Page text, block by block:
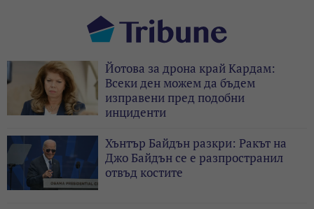
Йотова за дрона край Кардам:
Всеки ден можем да бъдем
изправени пред подобни
инциденти
Хънтър Байдън разкри: Ракът на
Джо Байдън се е разпространил
отвъд костите